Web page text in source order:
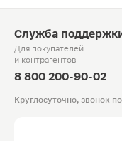
Служба
Для покупателей
и контрагентов
8 800 200-90-02
Круглосуточно, звонок